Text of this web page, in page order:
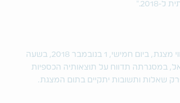
הנהלת טבע תקיים שיחת ועידה ושידור חי מקוון בליווי מצגת, ביום חמישי, 1 בנובמבר 2018, בשעה
מזרח ארה"ב, או 14:00 שעון ישראל, במסגרתה תדווח על תוצאותיה הכספיות